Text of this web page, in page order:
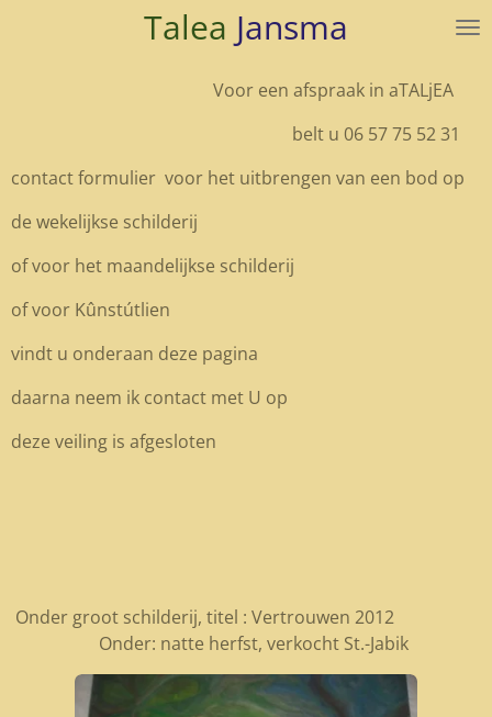
Talea Jansma
Voor een afspraak in aTALjEA
belt u 06 57 75 52 31
contact formulier voor het uitbrengen van een bod op
de wekelijkse schilderij
of voor het maandelijkse schilderij
of voor Kûnstútlien
vindt u onderaan deze pagina
daarna neem ik contact met U op
deze veiling is afgesloten
Onder groot schilderij, titel : Vertrouwen 2012
Onder: natte herfst, verkocht St.-Jabik